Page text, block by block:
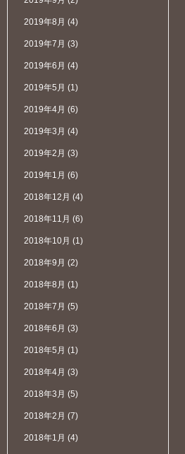
2019年8月 (4)
2019年7月 (3)
2019年6月 (4)
2019年5月 (1)
2019年4月 (6)
2019年3月 (4)
2019年2月 (3)
2019年1月 (6)
2018年12月 (4)
2018年11月 (6)
2018年10月 (1)
2018年9月 (2)
2018年8月 (1)
2018年7月 (5)
2018年6月 (3)
2018年5月 (1)
2018年4月 (3)
2018年3月 (5)
2018年2月 (7)
2018年1月 (4)